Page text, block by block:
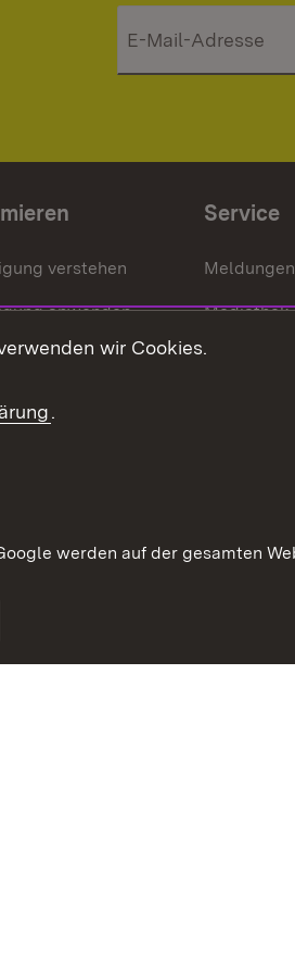
verstehen
anwenden
stärken
Service
Meldungen
Mediathek
wir Cookies.
.
werden auf der gesamten